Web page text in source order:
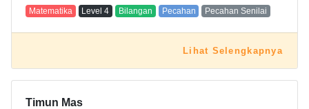
Matematika Level 4 Bilangan Pecahan Pecahan Senilai
Lihat Selengkapnya
Timun Mas